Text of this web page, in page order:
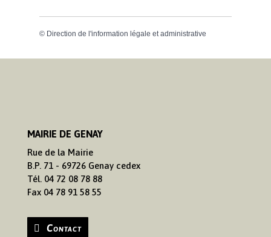
© Direction de l'information légale et administrative
MAIRIE DE GENAY
Rue de la Mairie
B.P. 71 - 69726 Genay cedex
Tél. 04 72 08 78 88
Fax 04 78 91 58 55
Contact